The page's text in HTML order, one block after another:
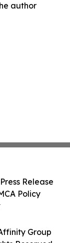
author
Group
Release
Policy